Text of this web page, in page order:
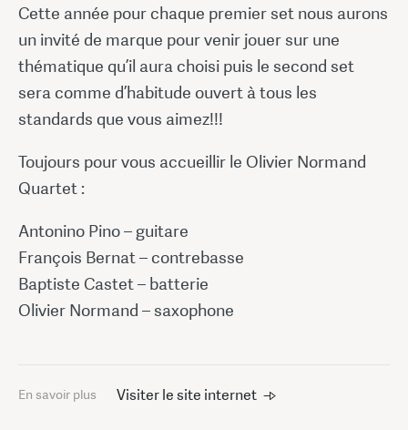
Cette année pour chaque premier set nous aurons
un invité de marque pour venir jouer sur une
thématique qu’il aura choisi puis le second set
sera comme d’habitude ouvert à tous les
standards que vous aimez!!!
Toujours pour vous accueillir le Olivier Normand
Quartet :
Antonino Pino – guitare
François Bernat – contrebasse
Baptiste Castet – batterie
Olivier Normand – saxophone
En savoir plus Visiter le site internet